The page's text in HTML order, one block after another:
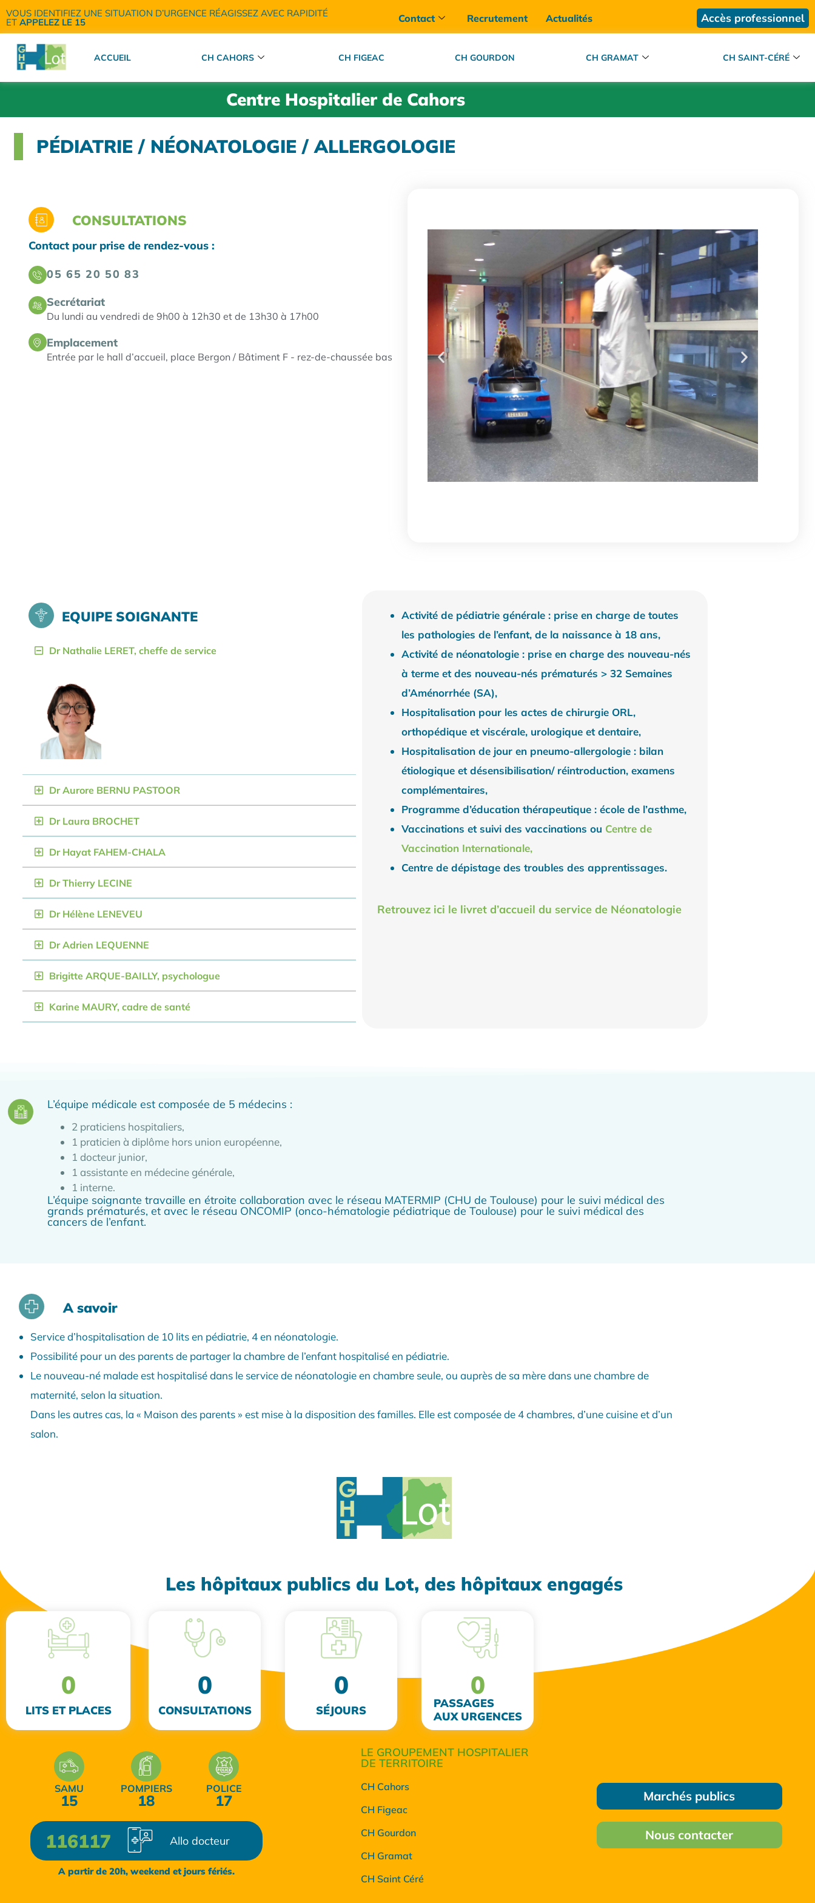
VOUS IDENTIFIEZ UNE SITUATION D’URGENCE RÉAGISSEZ AVEC RAPIDITÉ
ET APPELEZ LE 15 Contact Recrutement Actualités Accès professionnel
ACCUEIL CH CAHORS CH FIGEAC CH GOURDON CH GRAMAT CH SAINT-CÉRÉ
Centre Hospitalier de Cahors
PÉDIATRIE / NÉONATOLOGIE / ALLERGOLOGIE
CONSULTATIONS
Contact pour prise de rendez-vous :
05 65 20 50 83
Secrétariat
Du lundi au vendredi de 9h00 à 12h30 et de 13h30 à 17h00
Emplacement
Entrée par le hall d’accueil, place Bergon / Bâtiment F - rez-de-chaussée bas
EQUIPE SOIGNANTE
Dr Nathalie LERET, cheffe de service
Dr Aurore BERNU PASTOOR
Dr Laura BROCHET
Dr Hayat FAHEM-CHALA
Dr Thierry LECINE
Dr Hélène LENEVEU
Dr Adrien LEQUENNE
Brigitte ARQUE-BAILLY, psychologue
Karine MAURY, cadre de santé
Activité de pédiatrie générale : prise en charge de toutes
les pathologies de l’enfant, de la naissance à 18 ans,
Activité de néonatologie : prise en charge des nouveau-nés
à terme et des nouveau-nés prématurés > 32 Semaines
d’Aménorrhée (SA),
Hospitalisation pour les actes de chirurgie ORL,
orthopédique et viscérale, urologique et dentaire,
Hospitalisation de jour en pneumo-allergologie : bilan
étiologique et désensibilisation/ réintroduction, examens
complémentaires,
Programme d’éducation thérapeutique : école de l’asthme,
Vaccinations et suivi des vaccinations ou Centre de
Vaccination Internationale,
Centre de dépistage des troubles des apprentissages.
Retrouvez ici le livret d’accueil du service de Néonatologie
L’équipe médicale est composée de 5 médecins :
2 praticiens hospitaliers,
1 praticien à diplôme hors union européenne,
1 docteur junior,
1 assistante en médecine générale,
1 interne.
L’équipe soignante travaille en étroite collaboration avec le réseau MATERMIP (CHU de Toulouse) pour le suivi médical des
grands prématurés, et avec le réseau ONCOMIP (onco-hématologie pédiatrique de Toulouse) pour le suivi médical des
cancers de l’enfant.
A savoir
Service d’hospitalisation de 10 lits en pédiatrie, 4 en néonatologie.
Possibilité pour un des parents de partager la chambre de l’enfant hospitalisé en pédiatrie.
Le nouveau-né malade est hospitalisé dans le service de néonatologie en chambre seule, ou auprès de sa mère dans une chambre de
maternité, selon la situation.
Dans les autres cas, la « Maison des parents » est mise à la disposition des familles. Elle est composée de 4 chambres, d’une cuisine et d’un
salon.
Les hôpitaux publics du Lot, des hôpitaux engagés
LITS ET PLACES
0
CONSULTATIONS
0
SÉJOURS
0
PASSAGES
AUX URGENCES
0
SAMU
15
POMPIERS
18
POLICE
17
116117 Allo docteur
A partir de 20h, weekend et jours fériés.
LE GROUPEMENT HOSPITALIER
DE TERRITOIRE
CH Cahors
CH Figeac
CH Gourdon
CH Gramat
CH Saint Céré
Marchés publics
Nous contacter